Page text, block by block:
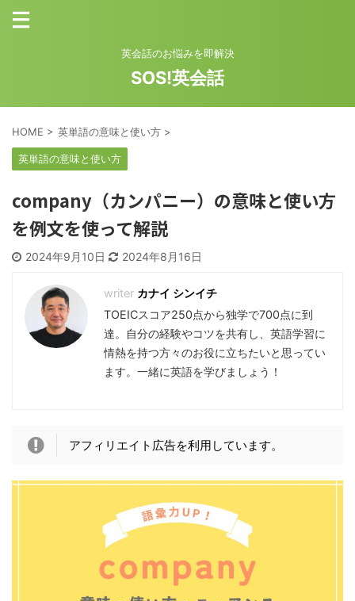
英会話のお悩みを即解決
SOS!英会話
HOME > 英単語の意味と使い方 >
英単語の意味と使い方
company（カンパニー）の意味と使い方
を例文を使って解説
2024年9月10日 2024年8月16日
カナイ シンイチ
TOEICスコア250点から独学で700点に到
達。自分の経験やコツを共有し、英語学習に
情熱を持つ方々のお役に立ちたいと思ってい
ます。一緒に英語を学びましょう！
アフィリエイト広告を利用しています。